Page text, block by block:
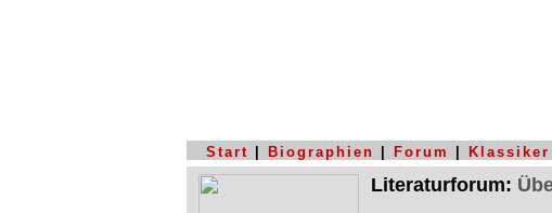
Start Biographien Forum Klassiker
Literaturforum: